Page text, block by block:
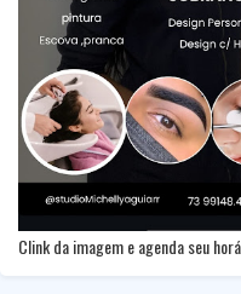
Clink da imagem e agenda seu